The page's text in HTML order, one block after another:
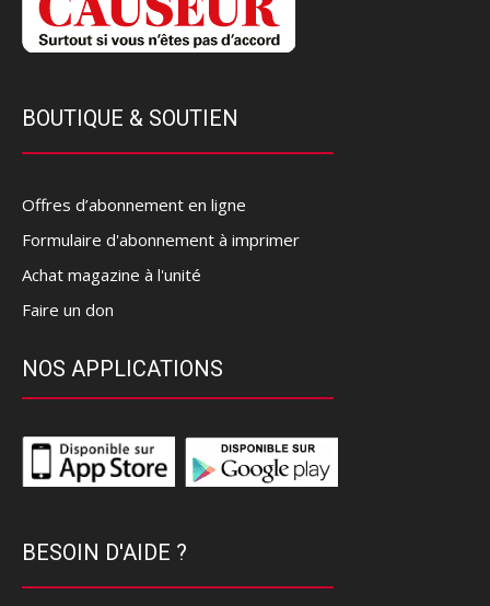
BOUTIQUE & SOUTIEN
Offres d’abonnement en ligne
Formulaire d'abonnement à imprimer
Achat magazine à l'unité
Faire un don
NOS APPLICATIONS
BESOIN D'AIDE ?